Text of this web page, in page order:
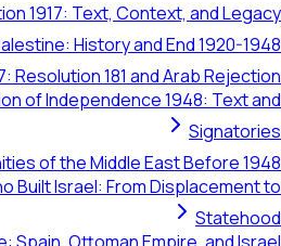
Balfour Declaration
British Mandate
UN Partition Plan 1947:
Israel's Declaration of
Jewish Communities of
Holocaust Survivors Who Built